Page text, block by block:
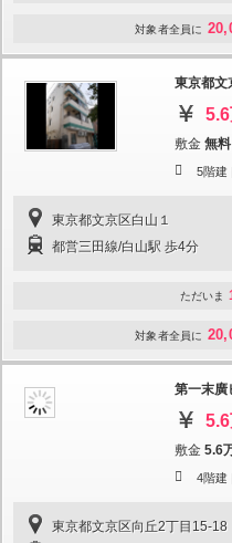
対象者全員に
東京都文
5.6
敷金 無料
5階建 |
東京都文京区白山１
都営三田線/白山駅 歩4分
ただいま
対象者全員に
第一末廣
5.6
敷金 5.6
4階建 |
東京都文京区向丘2丁目15-18